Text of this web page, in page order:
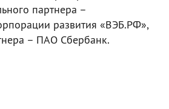
партнера –
развития «ВЭБ.РФ»,
– ПАО Сбербанк.